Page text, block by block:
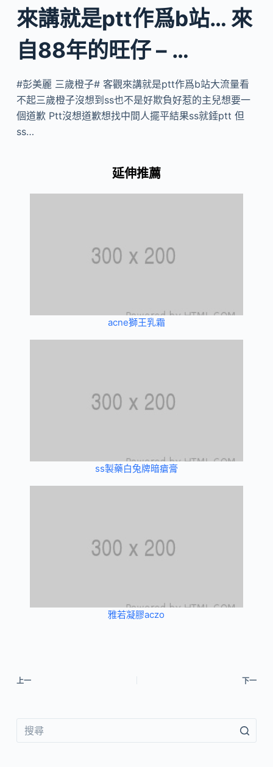
來講就是ptt作爲b站… 來
自88年的旺仔 – …
#彭美麗 三歲橙子# 客觀來講就是ptt作爲b站大流量看
不起三歲橙子沒想到ss也不是好欺負好惹的主兒想要一
個道歉 Ptt沒想道歉想找中間人擺平結果ss就錘ptt 但
ss…
延伸推薦
acne獅王乳霜
ss製藥白兔牌暗瘡膏
雅若凝膠aczo
上一 下一